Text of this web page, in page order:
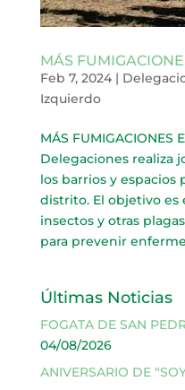
MÁS
Feb 7, 2024|
Izquierdo
MÁS FUMIGACIONES
Delegaciones realiza
los barrios y espacios
distrito. El objetivo es
insectos y otras
para prevenir
Últimas Noticias
FOGATA DE SAN
04/08/2026
ANIVERSARIO DE